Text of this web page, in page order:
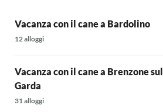
qualsiasi momento.
Vacanza con il cane a Bardolino
12 alloggi
Vacanza con il cane a Brenzone sul
Garda
31 alloggi